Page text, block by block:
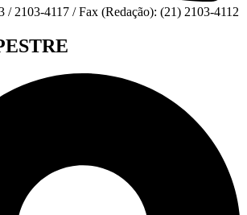
/ 2103-4117 / Fax (Redação): (21) 2103-4112